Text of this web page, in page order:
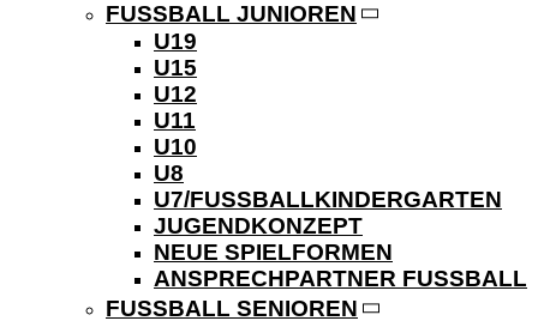
FUSSBALL JUNIOREN
U19
U15
U12
U11
U10
U8
U7/FUSSBALLKINDERGARTEN
JUGENDKONZEPT
NEUE SPIELFORMEN
ANSPRECHPARTNER FUSSBALL
FUSSBALL SENIOREN